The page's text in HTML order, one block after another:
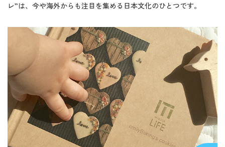
レ”は、今や海外からも注目を集める日本文化のひとつです。